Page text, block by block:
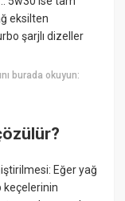
eksilten
şarjlı dizeller
burada okuyun:
Eğer yağ
keçelerinin